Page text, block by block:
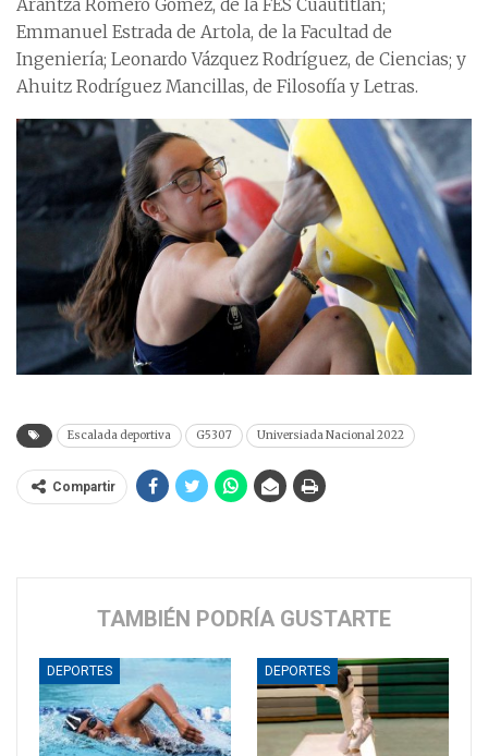
Arantza Romero Gómez, de la FES Cuautitlán;
Emmanuel Estrada de Artola, de la Facultad de
Ingeniería; Leonardo Vázquez Rodríguez, de Ciencias; y
Ahuitz Rodríguez Mancillas, de Filosofía y Letras.
Escalada deportiva G5307 Universiada Nacional 2022
Compartir
TAMBIÉN PODRÍA GUSTARTE
DEPORTES DEPORTES